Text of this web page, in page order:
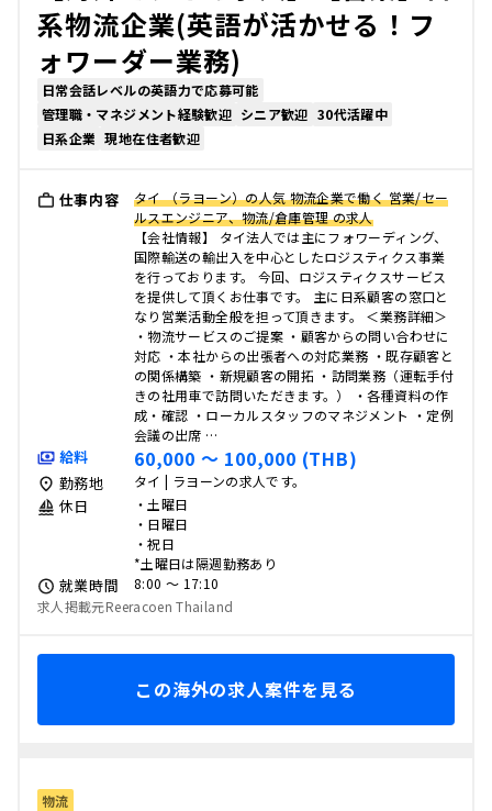
系物流企業(英語が活かせる！フ
ォワーダー業務)
日常会話レベルの英語力で応募可能
管理職・マネジメント経験歓迎 シニア歓迎 30代活躍中
日系企業 現地在住者歓迎
仕事内容
タイ （ラヨーン）の人気 物流企業で働く 営業/セー
ルスエンジニア、物流/倉庫管理 の求人
【会社情報】 タイ法人では主にフォワーディング、
国際輸送の輸出入を中心としたロジスティクス事業
を行っております。 今回、ロジスティクスサービス
を提供して頂くお仕事です。 主に日系顧客の窓口と
なり営業活動全般を担って頂きます。 ＜業務詳細＞
・物流サービスのご提案 ・顧客からの問い合わせに
対応 ・本社からの出張者への対応業務 ・既存顧客と
の関係構築 ・新規顧客の開拓 ・訪問業務（運転手付
きの社用車で訪問いただきます。） ・各種資料の作
成・確認 ・ローカルスタッフのマネジメント ・定例
会議の出席 …
給料 60,000 〜 100,000 (THB)
勤務地 タイ | ラヨーンの求人です。
休日
・土曜日
・日曜日
・祝日
*土曜日は隔週勤務あり
就業時間
8:00 〜 17:10
求人掲載元Reeracoen Thailand
この海外の求人案件を見る
物流